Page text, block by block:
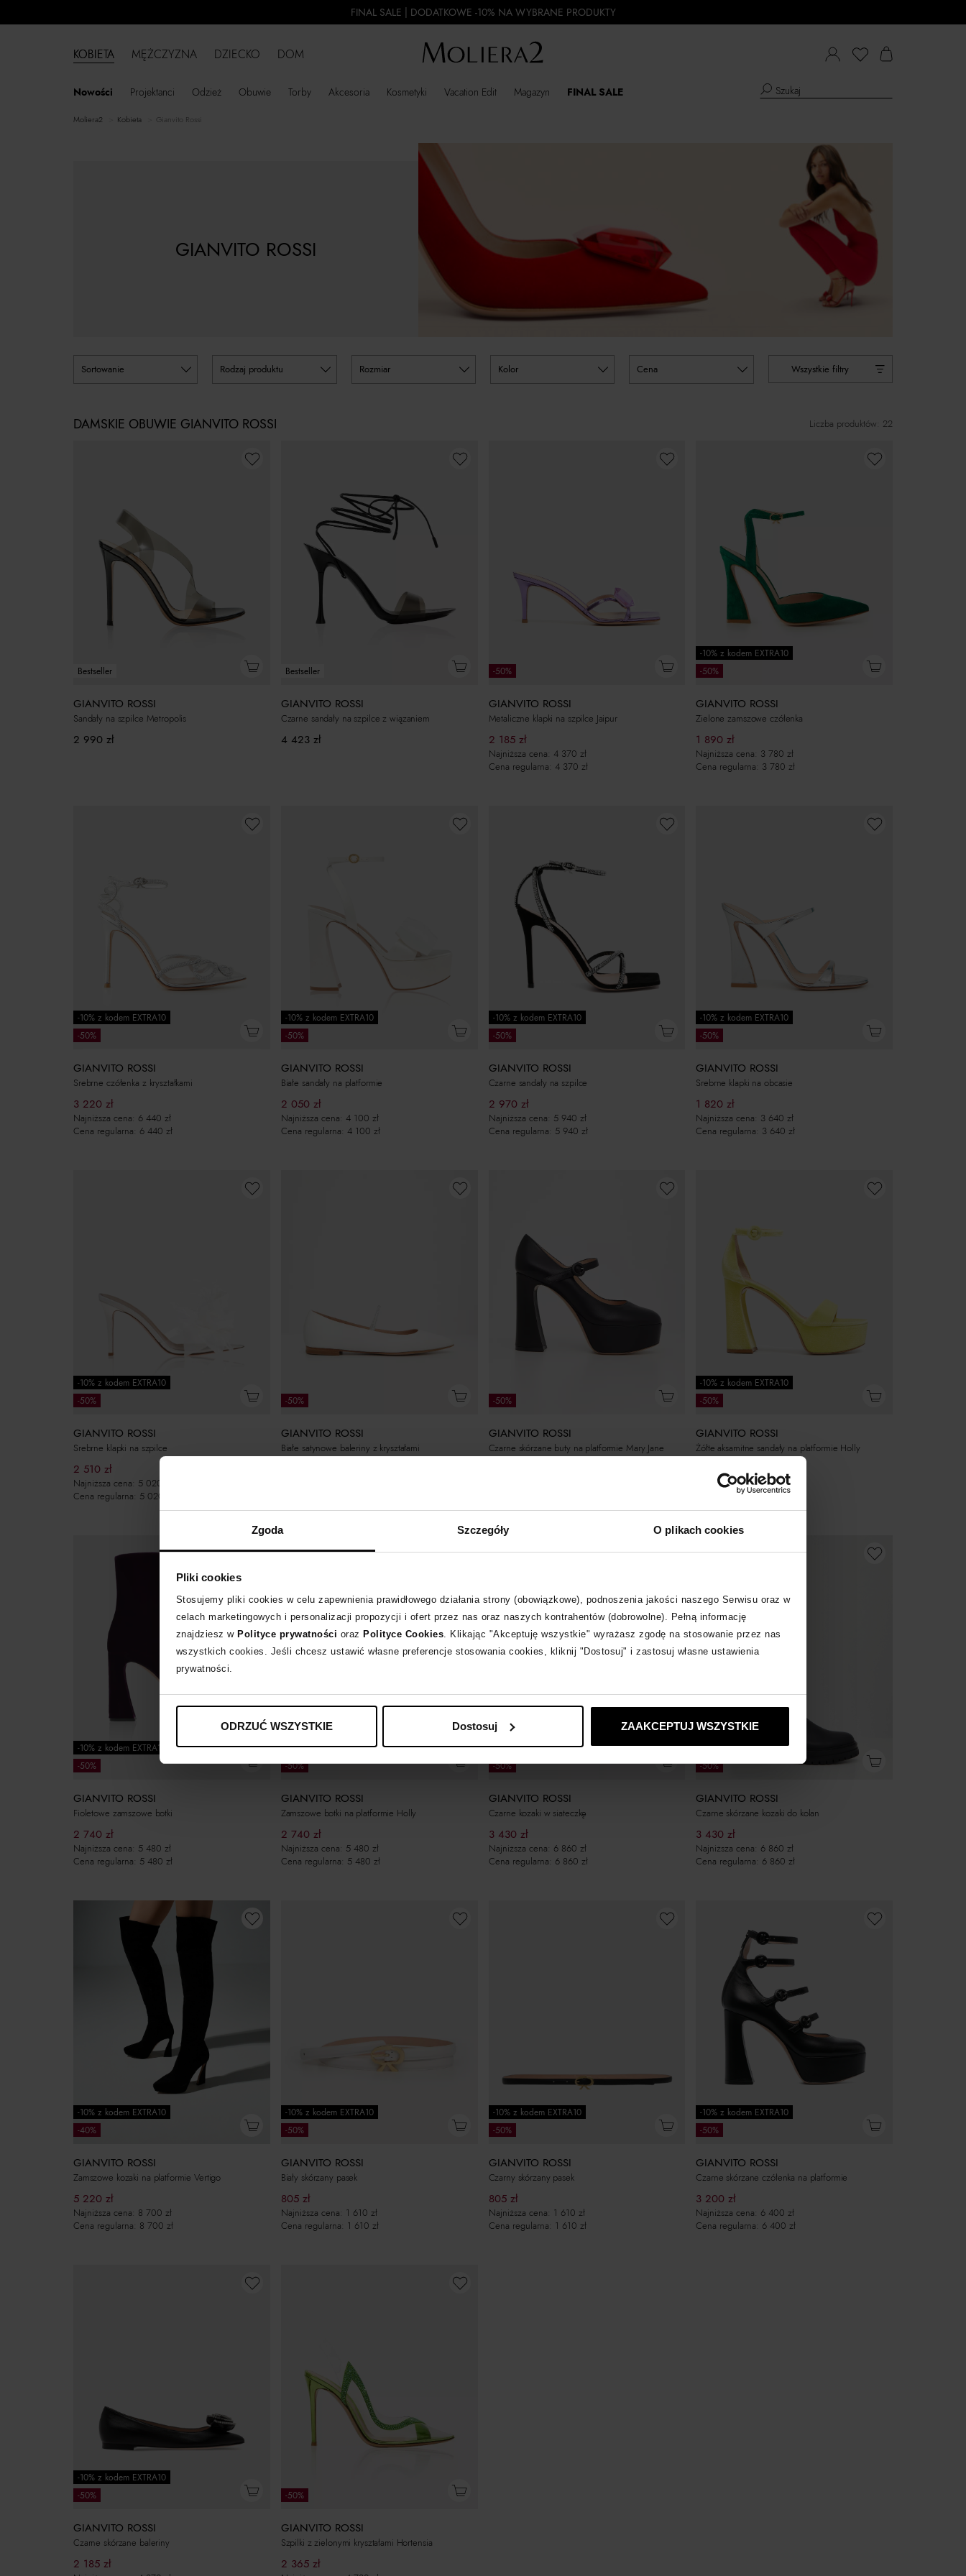
Zgoda Szczegóły O plikach cookies
Pliki cookies
Stosujemy pliki cookies w celu zapewnienia prawidłowego działania strony (obowiązkowe), podnoszenia jakości naszego Serwisu oraz w
celach marketingowych i personalizacji propozycji i ofert przez nas oraz naszych kontrahentów (dobrowolne). Pełną informację
znajdziesz w Polityce prywatności oraz Polityce Cookies. Klikając "Akceptuję wszystkie" wyrażasz zgodę na stosowanie przez nas
wszystkich cookies. Jeśli chcesz ustawić własne preferencje stosowania cookies, kliknij "Dostosuj" i zastosuj własne ustawienia
prywatności.
ODRZUĆ WSZYSTKIE Dostosuj ZAAKCEPTUJ WSZYSTKIE
FINAL SALE | DODATKOWE -10% NA WYBRANE PRODUKTY
KOBIETA
Nowości Projektanci Odzież Obuwie Torby Akcesoria Kosmetyki Vacation Edit Magazyn FINAL SALE
MĘŻCZYZNA DZIECKO DOM
moliera2 kobieta Gianvito Rossi
GIANVITO ROSSI
sortowanie rodzaj produktu rozmiar kolor cena Wszystkie filtry
Liczba produktów: 22
DAMSKIE OBUWIE GIANVITO ROSSI
Bestseller
GIANVITO ROSSI
Sandały na szpilce Metropolis
2 990 zł
Bestseller
GIANVITO ROSSI
Czarne sandały na szpilce z wiązaniem
4 423 zł
-50%
GIANVITO ROSSI
Metaliczne klapki na szpilce Jaipur
2 185 zł
Najniższa cena: 4 370 zł
Cena regularna: 4 370 zł
-10% z kodem EXTRA10
-50%
GIANVITO ROSSI
Zielone zamszowe czółenka
1 890zł
Najniższa cena: 3 780zł
Cena regularna: 3 780zł
-10% z kodem EXTRA10
-50%
GIANVITO ROSSI
Srebrne czółenka z kryształkami
3 220 zł
Najniższa cena: 6 440 zł
Cena regularna: 6 440 zł
-10% z kodem EXTRA10
-50%
GIANVITO ROSSI
Białe sandały na platformie
2 050 zł
Najniższa cena: 4 100 zł
Cena regularna: 4 100 zł
-10% z kodem EXTRA10
-50%
GIANVITO ROSSI
Czarne sandały na szpilce
2 970 zł
Najniższa cena: 5 940 zł
Cena regularna: 5 940 zł
-10% z kodem EXTRA10
-50%
GIANVITO ROSSI
Srebrne klapki na obcasie
1 820zł
Najniższa cena: 3 640zł
Cena regularna: 3 640zł
-10% z kodem EXTRA10
-50%
GIANVITO ROSSI
Srebrne klapki na szpilce
2 510 zł
Najniższa cena: 5 020
Cena regularna: 5 020
-50%
GIANVITO ROSSI
Białe satynowe baleriny z kryształami
-50%
GIANVITO ROSSI
Czarne skórzane buty na platformie Mary Jane
-10% z kodem EXTRA10
-50%
GIANVITO ROSSI
Żółte aksamitne sandały na platformie Holly
1 950
Najniższa cena:3 900zł
Cena regularna:3 900zł
-10% z kodem EXTRA10
-50%
GIANVITO ROSSI
Fioletowe zamszowe botki
2 740 zł
Najniższa cena: 5 480 zł
Cena regularna: 5 480 zł
-50%
GIANVITO ROSSI
Zamszowe botki na platformie Holly
2 740 zł
Najniższa cena: 5 480 zł
Cena regularna: 5 480 zł
-10% z kodem EXTRA10
-50%
GIANVITO ROSSI
Czarne kozaki w siateczkę
3 430 zł
Najniższa cena: 6 860 zł
Cena regularna: 6 860 zł
-50%
GIANVITO ROSSI
Czarne skórzane kozaki do kolan
3 430zł
Najniższa cena: 6 860zł
Cena regularna: 6 860zł
-10% z kodem EXTRA10
-40%
GIANVITO ROSSI
Zamszowe kozaki na platformie Vertigo
5 220 zł
Najniższa cena: 8 700 zł
Cena regularna: 8 700 zł
-10% z kodem EXTRA10
-50%
GIANVITO ROSSI
Biały skórzany pasek
805 zł
Najniższa cena: 1 610 zł
Cena regularna: 1 610 zł
-10% z kodem EXTRA10
-50%
GIANVITO ROSSI
Czarny skórzany pasek
805 zł
Najniższa cena: 1 610 zł
Cena regularna: 1 610 zł
-10% z kodem EXTRA10
-50%
GIANVITO ROSSI
Czarne skórzane czółenka na platformie
3 200zł
Najniższa cena: 6 400zł
Cena regularna: 6 400zł
-10% z kodem EXTRA10
-50%
GIANVITO ROSSI
Czarne skórzane baleriny
2 185 zł
-50%
GIANVITO ROSSI
Szpilki z zielonymi kryształami Hortensia
2 365 zł